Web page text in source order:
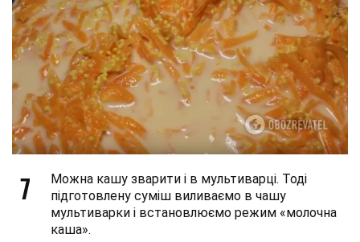
7
Можна кашу зварити і в мультиварці. Тоді
підготовлену суміш виливаємо в чашу
мультиварки і встановлюємо режим «молочна
каша».